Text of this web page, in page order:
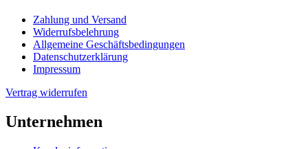
Zahlung und Versand
Widerrufsbelehrung
Allgemeine Geschäftsbedingungen
Datenschutzerklärung
Impressum
Vertrag widerrufen
Unternehmen